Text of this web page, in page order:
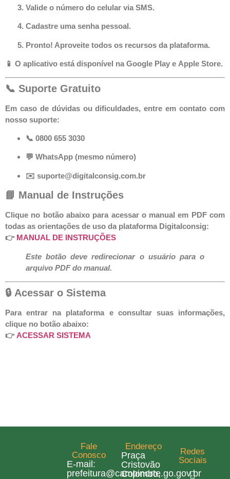
Valide o número do celular via SMS.
Cadastre uma senha pessoal.
Pronto! Aproveite todos os recursos da plataforma.
📱 O aplicativo está disponível na Google Play e Apple Store.
📞 Suporte Gratuito
Em caso de dúvidas ou dificuldades, entre em contato com
nosso suporte:
📞 0800 655 3030
💬 WhatsApp (mesmo número)
✉️ suporte@digitalconsig.com.br
📘 Manual de Instruções
Clique no botão abaixo para acessar o manual em PDF com
todas as orientações de uso da plataforma Digitalconsig:
👉 MANUAL DE INSTRUÇÕES
Este botão deve redirecionar o usuário para o
arquivo PDF do manual.
🔒 Acessar o Sistema
Para entrar na plataforma e consultar suas informações,
clique no botão abaixo:
👉ACESSAR SISTEMA
Fale
Conosco
E-mail:
prefeitura@campinorte.go.gov.br
Endereço
Praça
Cristovão
Colombo,
Redes
Sociais